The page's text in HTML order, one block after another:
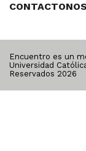
CONTACTO
Encuentro es un
Universidad
Reservados 2026